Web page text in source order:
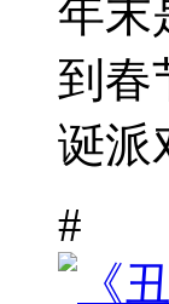
年末
到春
诞派
#